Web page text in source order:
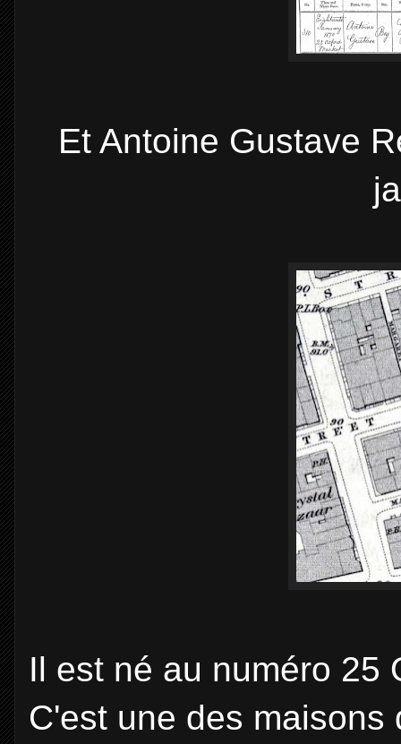
Et Antoine Gustave
Il est né au numéro 25
C'est une des